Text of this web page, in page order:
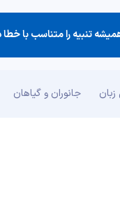
تنبیه را متناسب با خطا
جانوران و گیاهان